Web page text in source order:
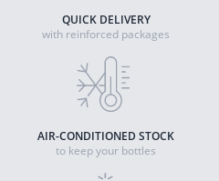
QUICK DELIVERY
with reinforced packages
AIR-CONDITIONED STOCK
to keep your bottles